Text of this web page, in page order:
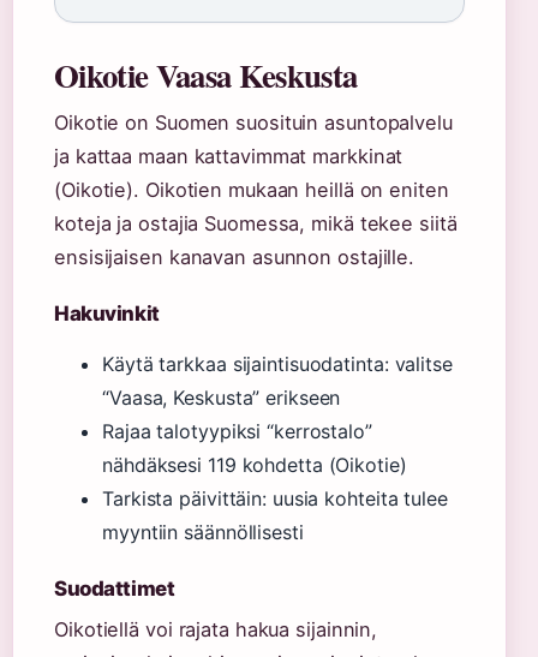
Oikotie Vaasa Keskusta
Oikotie on Suomen suosituin asuntopalvelu
ja kattaa maan kattavimmat markkinat
(Oikotie). Oikotien mukaan heillä on eniten
koteja ja ostajia Suomessa, mikä tekee siitä
ensisijaisen kanavan asunnon ostajille.
Hakuvinkit
Käytä tarkkaa sijaintisuodatinta: valitse
“Vaasa, Keskusta” erikseen
Rajaa talotyypiksi “kerrostalo”
nähdäksesi 119 kohdetta (Oikotie)
Tarkista päivittäin: uusia kohteita tulee
myyntiin säännöllisesti
Suodattimet
Oikotiellä voi rajata hakua sijainnin,